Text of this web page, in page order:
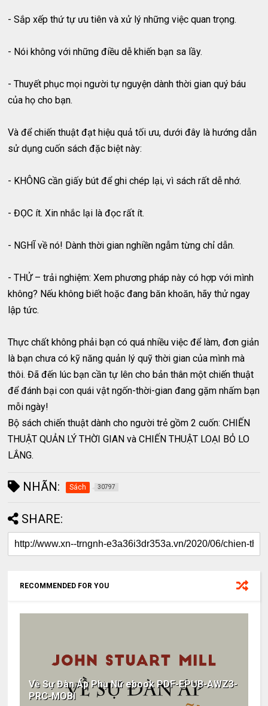
- Sắp xếp thứ tự ưu tiên và xử lý những việc quan trọng.
- Nói không với những điều dễ khiến bạn sa lầy.
- Thuyết phục mọi người tự nguyện dành thời gian quý báu
của họ cho bạn.
Và để chiến thuật đạt hiệu quả tối ưu, dưới đây là hướng dẫn
sử dụng cuốn sách đặc biệt này:
- KHÔNG cần giấy bút để ghi chép lại, vì sách rất dễ nhớ.
- ĐỌC ít. Xin nhắc lại là đọc rất ít.
- NGHĨ về nó! Dành thời gian nghiền ngẫm từng chỉ dẫn.
- THỬ – trải nghiệm: Xem phương pháp này có hợp với mình
không? Nếu không biết hoặc đang băn khoăn, hãy thử ngay
lập tức.
Thực chất không phải bạn có quá nhiều việc để làm, đơn giản
là bạn chưa có kỹ năng quản lý quỹ thời gian của mình mà
thôi. Đã đến lúc bạn cần tự lên cho bản thân một chiến thuật
để đánh bại con quái vật ngốn-thời-gian đang gặm nhấm bạn
mỗi ngày!
Bộ sách chiến thuật dành cho người trẻ gồm 2 cuốn: CHIẾN
THUẬT QUẢN LÝ THỜI GIAN và CHIẾN THUẬT LOẠI BỎ LO
LẮNG.
NHÃN: Sách 30797
SHARE:
RECOMMENDED FOR YOU
Về Sự Đàn Áp Phụ Nữ ebook PDF-EPUB-AWZ3-
PRC-MOBI